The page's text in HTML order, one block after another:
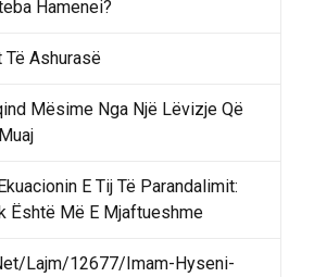
Hamenei?
Të Ashurasë
Mësime Nga Një Lëvizje Që
E Tij Të Parandalimit:
Është Më E Mjaftueshme
Lajm/12677/Imam-Hyseni-